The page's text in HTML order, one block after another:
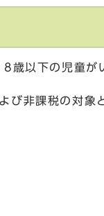
歳以下の児童が
び非課税の対象